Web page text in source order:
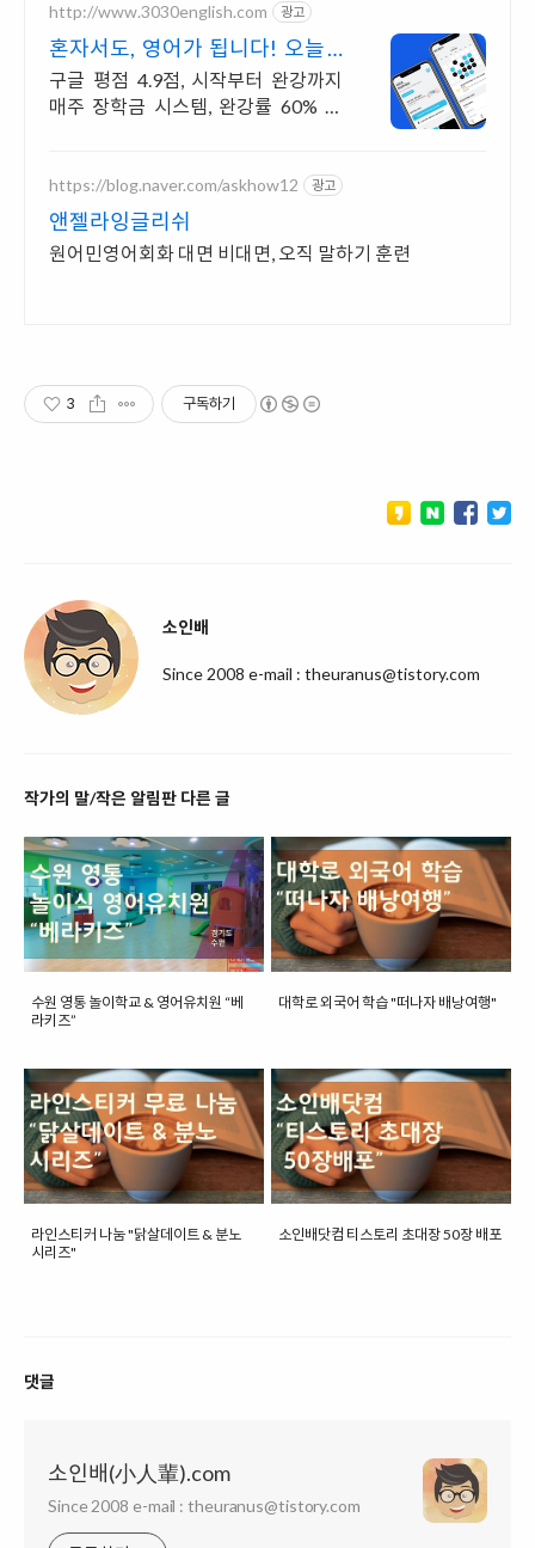
http://www.3030english.com 광고
혼자서도, 영어가 됩니다! 오늘 2
4:00 환급 종료
구글 평점 4.9점, 시작부터 완강까지
매주 장학금 시스템, 완강률 60% 이
https://blog.naver.com/askhow12 광고
앤젤라잉글리쉬
원어민영어회화 대면 비대면, 오직 말하기 훈련
3 구독하기
소인배
Since 2008 e-mail : theuranus@tistory.com
작가의 말/작은 알림판 다른 글
수원 영통 놀이학교 & 영어유치원 “베
라키즈”
대학로 외국어 학습 "떠나자 배낭여행"
라인스티커 나눔 "닭살데이트 & 분노
시리즈"
소인배닷컴 티스토리 초대장 50장 배포
댓글
소인배(小人輩).com
Since 2008 e-mail : theuranus@tistory.com